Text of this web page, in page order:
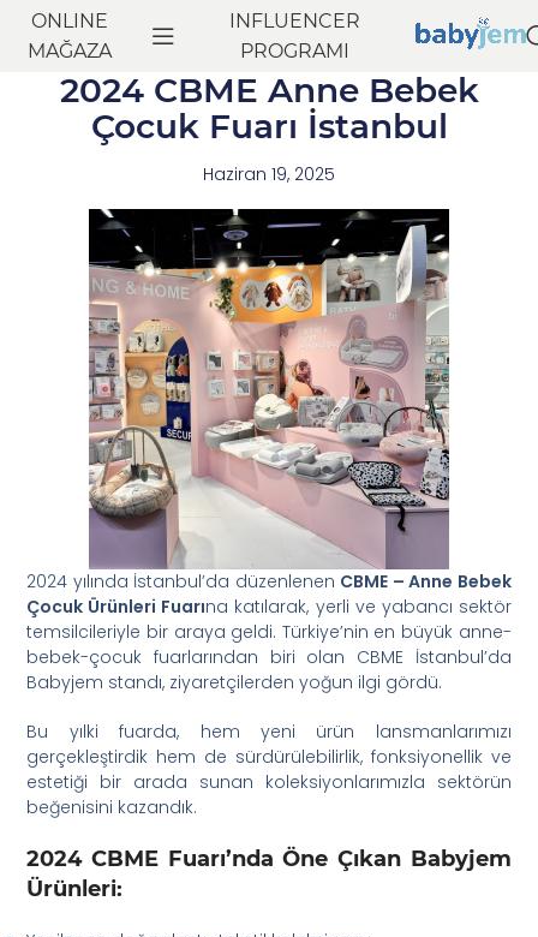
ONLINE
MAĞAZA
INFLUENCER
PROGRAMI
2024 CBME Anne Bebek
Çocuk Fuarı İstanbul
Haziran 19, 2025
2024 yılında İstanbul’da düzenlenen CBME – Anne Bebek
Çocuk Ürünleri Fuarına katılarak, yerli ve yabancı sektör
temsilcileriyle bir araya geldi. Türkiye’nin en büyük anne-
bebek-çocuk fuarlarından biri olan CBME İstanbul’da
Babyjem standı, ziyaretçilerden yoğun ilgi gördü.
Bu yılki fuarda, hem yeni ürün lansmanlarımızı
gerçekleştirdik hem de sürdürülebilirlik, fonksiyonellik ve
estetiği bir arada sunan koleksiyonlarımızla sektörün
beğenisini kazandık.
2024 CBME Fuarı’nda Öne Çıkan Babyjem
Ürünleri: